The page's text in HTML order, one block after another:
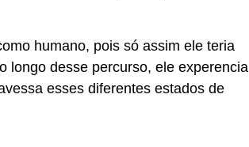
humano, pois só assim ele teria
longo desse percurso, ele experencia
esses diferentes estados de